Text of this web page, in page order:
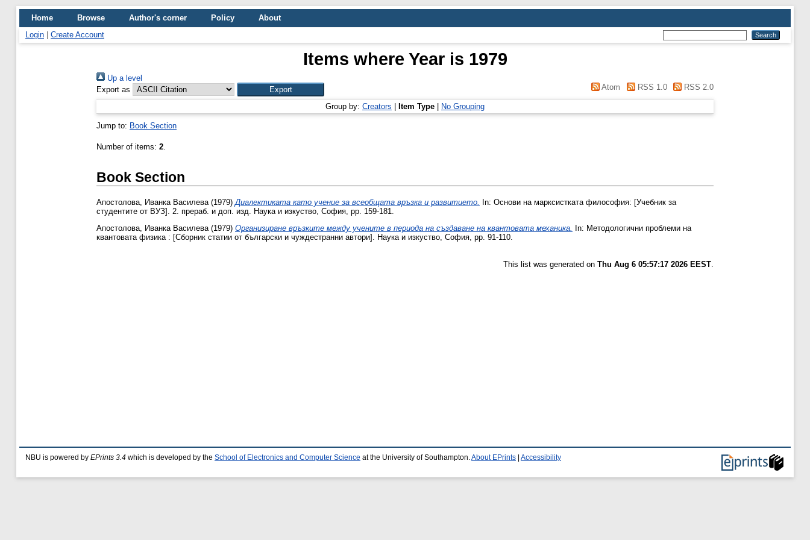
Home Browse Author's corner Policy
About
Login
Create Account
Items where Year is 1979
Up a level
Export as
Atom RSS 1.0 RSS 2.0
Group by: Creators Item Type No Grouping
Jump to: Book Section
Number of items: 2.
Book Section
Апостолова, Иванка Василева(1979)Диалектиката като учение за всеобщата връзка и развитието.
In: Основи на марксистката философия: [Учебник за
студентите от ВУЗ]. 2. прераб. и доп. изд. Наука и изкуство, София, pp. 159-181.
Апостолова, Иванка Василева (1979) Организиране връзките между учените в периода на създаване на квантовата механика.
In: Методологични проблеми на
квантовата физика : [Сборник статии от български и чуждестранни автори]. Наука и изкуство, София, pp. 91-110.
This list was generated on Thu Aug 6 05:57:17 2026 EEST
NBU is powered by EPrints 3.4 which is developed by the School of Electronics and Computer Science at the University of Southampton. About EPrints Accessibility